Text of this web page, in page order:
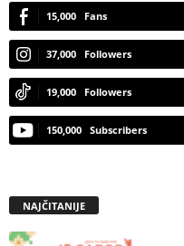
15,000 Fans
37,000 Followers
19,000 Followers
150,000 Subscribers
NAJČITANIJE